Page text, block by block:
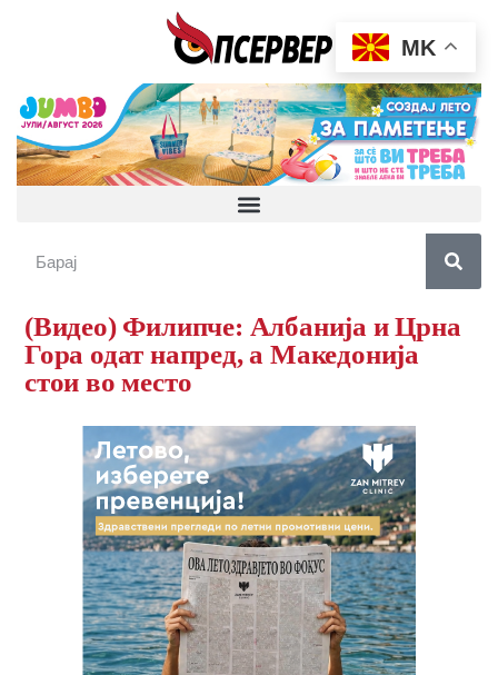
(Видео) Филипче: Албанија и Црна
Гора одат напред, а Македонија
стои во место
MK